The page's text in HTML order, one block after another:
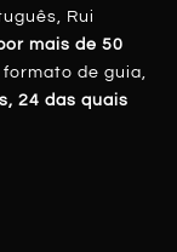
O
Rui
mais de 50
formato de guia,
24 das quais